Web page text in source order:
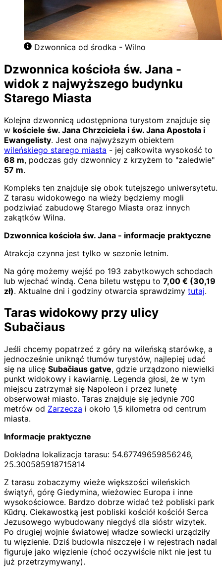
Dzwonnica od środka - Wilno
Dzwonnica kościoła św. Jana -
widok z najwyższego budynku
Starego Miasta
Kolejna dzwonnicą udostępniona turystom znajduje się
w kościele św. Jana Chrzciciela i św. Jana Apostoła i
Ewangelisty. Jest ona najwyższym obiektem
wileńskiego starego miasta - jej całkowita wysokość to
68 m, podczas gdy dzwonnicy z krzyżem to "zaledwie"
57 m.
Kompleks ten znajduje się obok tutejszego uniwersytetu.
Z tarasu widokowego na wieży będziemy mogli
podziwiać zabudowę Starego Miasta oraz innych
zakątków Wilna.
Dzwonnica kościoła św. Jana - informacje praktyczne
Atrakcja czynna jest tylko w sezonie letnim.
Na górę możemy wejść po 193 zabytkowych schodach
lub wjechać windą. Cena biletu wstępu to 7,00 € (30,19
zł). Aktualne dni i godziny otwarcia sprawdzimy tutaj.
Taras widokowy przy ulicy
Subačiaus
Jeśli chcemy popatrzeć z góry na wileńską starówkę, a
jednocześnie uniknąć tłumów turystów, najlepiej udać
się na ulicę Subačiaus gatve, gdzie urządzono niewielki
punkt widokowy i kawiarnię. Legenda głosi, że w tym
miejscu zatrzymał się Napoleon i przez lunetę
obserwował miasto. Taras znajduje się jedynie 700
metrów od Zarzecza i około 1,5 kilometra od centrum
miasta.
Informacje praktyczne
Dokładna lokalizacja tarasu: 54.67749659856246,
25.300585918715814
Z tarasu zobaczymy wieże większości wileńskich
świątyń, górę Giedymina, wieżowiec Europa i inne
wysokościowce. Bardzo dobrze widać też pobliski park
Kūdrų. Ciekawostką jest pobliski kościół kościół Serca
Jezusowego wybudowany niegdyś dla sióstr wizytek.
Po drugiej wojnie światowej władze sowiecki urządziły
tu więzienie. Dziś budowla niszczeje i w rejestrach nadal
figuruje jako więzienie (choć oczywiście nikt nie jest tu
już przetrzymywany).